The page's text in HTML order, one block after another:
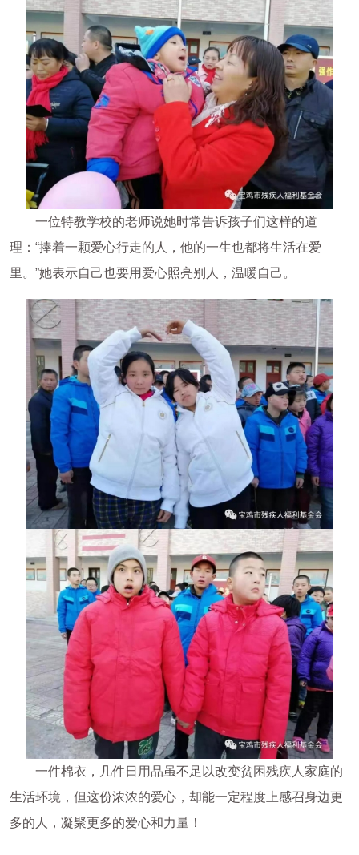
一位特教学校的老师说她时常告诉孩子们这样的道
理：“捧着一颗爱心行走的人，他的一生也都将生活在爱
里。”她表示自己也要用爱心照亮别人，温暖自己。
一件棉衣，几件日用品虽不足以改变贫困残疾人家庭的
生活环境，但这份浓浓的爱心，却能一定程度上感召身边更
多的人，凝聚更多的爱心和力量！